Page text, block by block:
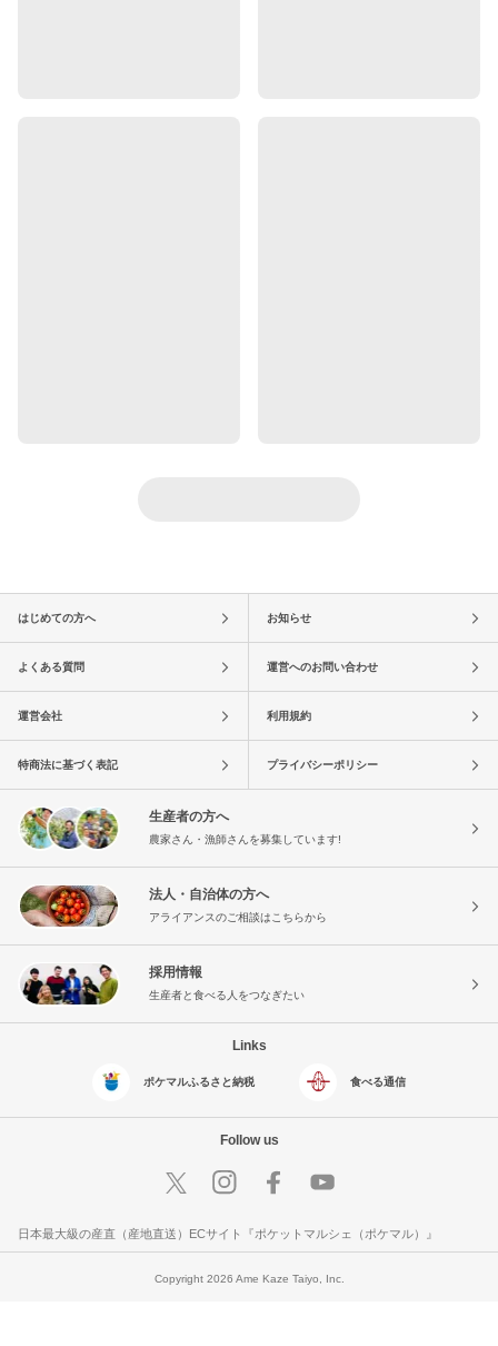
はじめての方へ お知らせ
よくある質問 運営へのお問い合わせ
運営会社 利用規約
特商法に基づく表記 プライバシーポリシー
生産者の方へ
農家さん・漁師さんを募集しています!
法人・自治体の方へ
アライアンスのご相談はこちらから
採用情報
生産者と食べる人をつなぎたい
Links
ポケマルふるさと納税 食べる通信
Follow us
日本最大級の産直（産地直送）ECサイト『ポケットマルシェ（ポケマル）』
Copyright 2026 Ame Kaze Taiyo, Inc.